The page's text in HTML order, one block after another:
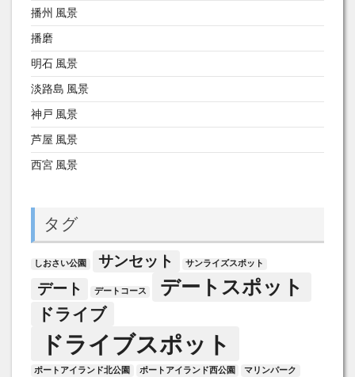
播州 風景
播磨
明石 風景
淡路島 風景
神戸 風景
芦屋 風景
西宮 風景
タグ
しおさい公園 サンセット サンライズスポット
デート デートコース デートスポット
ドライブ
ドライブスポット
ポートアイランド北公園 ポートアイランド西公園 マリンパーク